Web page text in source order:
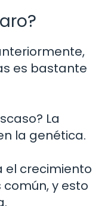
es bastante
La
la genética.
el crecimiento
y esto